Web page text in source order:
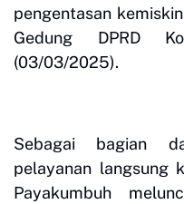
pengentasan
Gedung DPRD
(03/03/2025).
Sebagai bagian
pelayanan langsung
Payakumbuh